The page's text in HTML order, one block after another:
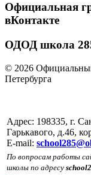
Официальная
вКонтакте
ОДОД школа
© 2026
Петербурга
Адрес: 198335, г.
Гарькавого, д.46,
E-mail:
По вопросам работы
школы по адресу